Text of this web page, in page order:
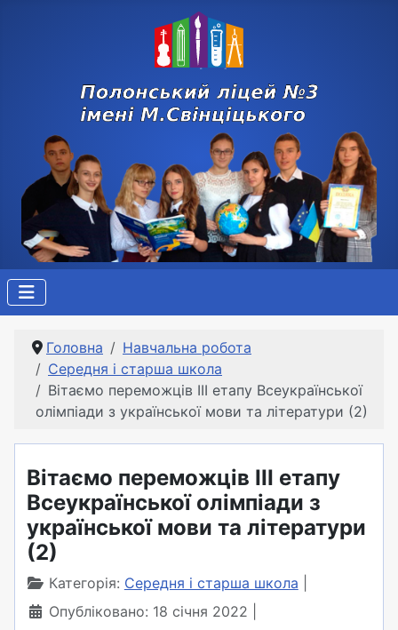
Головна
Навчальна робота
Середня і старша школа
Вітаємо переможців ІІІ етапу Всеукраїнської
олімпіади з української мови та літератури (2)
Вітаємо переможців ІІІ етапу
Всеукраїнської олімпіади з
української мови та літератури
(2)
Категорія: Середня і старша школа
Опубліковано: 18 січня 2022